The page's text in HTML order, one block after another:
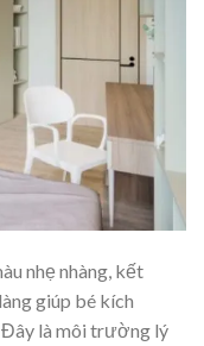
nhẹ nhàng, kết
giúp bé kích
. Đây là môi trường lý